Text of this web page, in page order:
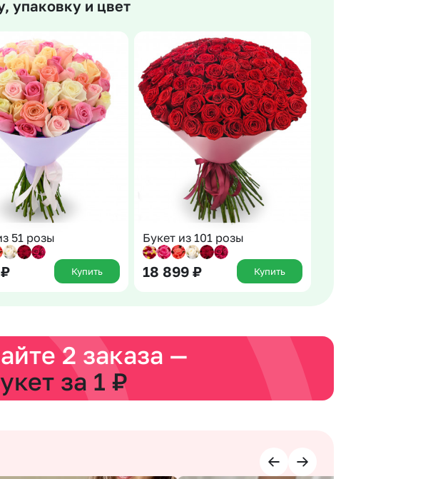
До 10000 рублей
упаковку и цвет
51 розы
₽ Купить
Букет из 101 розы
18 899 ₽ Купить
2 заказа —
за 1 ₽